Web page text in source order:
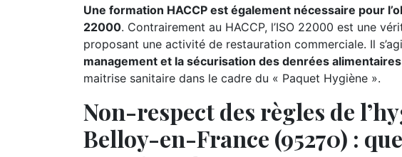
Une formation HACCP est également nécessaire pour
22000. Contrairement au HACCP, l’ISO 22000 est une
proposant une activité de restauration commerciale. Il
management et la sécurisation des denrées
maitrise sanitaire dans le cadre du « Paquet Hygiène ».
Non-respect des règles de
Belloy-en-France (95270) :